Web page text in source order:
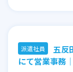
派遣社員
五反
にて営業事務